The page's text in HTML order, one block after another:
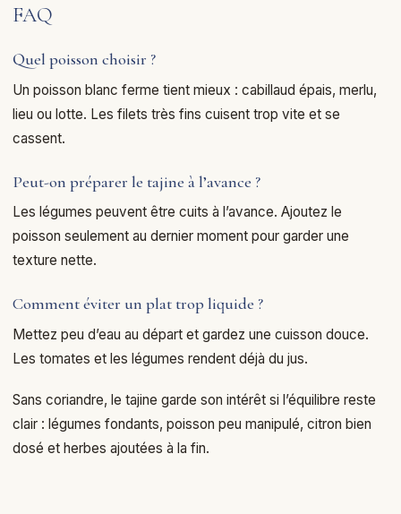
FAQ
Quel poisson choisir ?
Un poisson blanc ferme tient mieux : cabillaud épais, merlu,
lieu ou lotte. Les filets très fins cuisent trop vite et se
cassent.
Peut-on préparer le tajine à l’avance ?
Les légumes peuvent être cuits à l’avance. Ajoutez le
poisson seulement au dernier moment pour garder une
texture nette.
Comment éviter un plat trop liquide ?
Mettez peu d’eau au départ et gardez une cuisson douce.
Les tomates et les légumes rendent déjà du jus.
Sans coriandre, le tajine garde son intérêt si l’équilibre reste
clair : légumes fondants, poisson peu manipulé, citron bien
dosé et herbes ajoutées à la fin.